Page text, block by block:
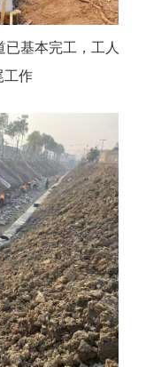
基本完工，工人
工作